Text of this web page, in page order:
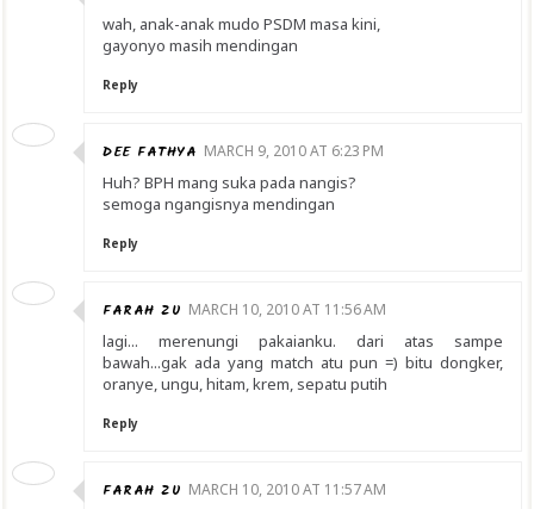
wah, anak-anak mudo PSDM masa kini,
gayonyo masih mendingan
Reply
DEE FATHYA MARCH 9, 2010 AT 6:23 PM
Huh? BPH mang suka pada nangis?
semoga ngangisnya mendingan
Reply
FARAH ZU MARCH 10, 2010 AT 11:56 AM
lagi... merenungi pakaianku. dari atas sampe
bawah...gak ada yang match atu pun =) bitu dongker,
oranye, ungu, hitam, krem, sepatu putih
Reply
FARAH ZU MARCH 10, 2010 AT 11:57 AM